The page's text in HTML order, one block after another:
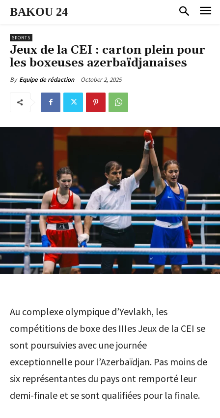
BAKOU 24
SPORTS
Jeux de la CEI : carton plein pour
les boxeuses azerbaïdjanaises
By Equipe de rédaction October 2, 2025
Au complexe olympique d’Yevlakh, les
compétitions de boxe des IIIes Jeux de la CEI se
sont poursuivies avec une journée
exceptionnelle pour l’Azerbaïdjan. Pas moins de
six représentantes du pays ont remporté leur
demi-finale et se sont qualifiées pour la finale.